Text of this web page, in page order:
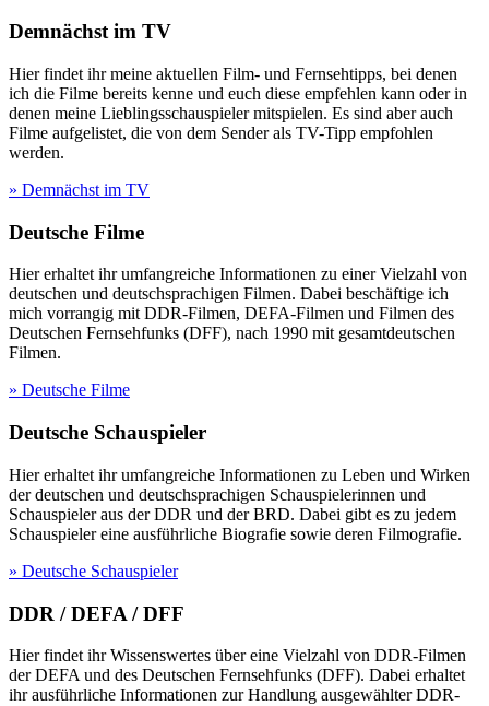
Demnächst im TV
Hier findet ihr meine aktuellen Film- und Fernsehtipps, bei denen
ich die Filme bereits kenne und euch diese empfehlen kann oder in
denen meine Lieblingsschauspieler mitspielen. Es sind aber auch
Filme aufgelistet, die von dem Sender als TV-Tipp empfohlen
werden.
» Demnächst im TV
Deutsche Filme
Hier erhaltet ihr umfangreiche Informationen zu einer Vielzahl von
deutschen und deutschsprachigen Filmen. Dabei beschäftige ich
mich vorrangig mit DDR-Filmen, DEFA-Filmen und Filmen des
Deutschen Fernsehfunks (DFF), nach 1990 mit gesamtdeutschen
Filmen.
» Deutsche Filme
Deutsche Schauspieler
Hier erhaltet ihr umfangreiche Informationen zu Leben und Wirken
der deutschen und deutschsprachigen Schauspielerinnen und
Schauspieler aus der DDR und der BRD. Dabei gibt es zu jedem
Schauspieler eine ausführliche Biografie sowie deren Filmografie.
» Deutsche Schauspieler
DDR / DEFA / DFF
Hier findet ihr Wissenswertes über eine Vielzahl von DDR-Filmen
der DEFA und des Deutschen Fernsehfunks (DFF). Dabei erhaltet
ihr ausführliche Informationen zur Handlung ausgewählter DDR-